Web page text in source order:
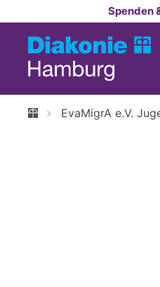
Zum Inhalt springenSpenden
EvaMigrA e.V.